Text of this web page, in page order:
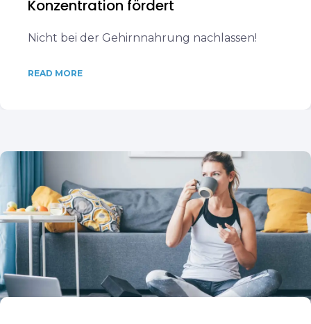
Konzentration fördert
Nicht bei der Gehirnnahrung nachlassen!
READ MORE